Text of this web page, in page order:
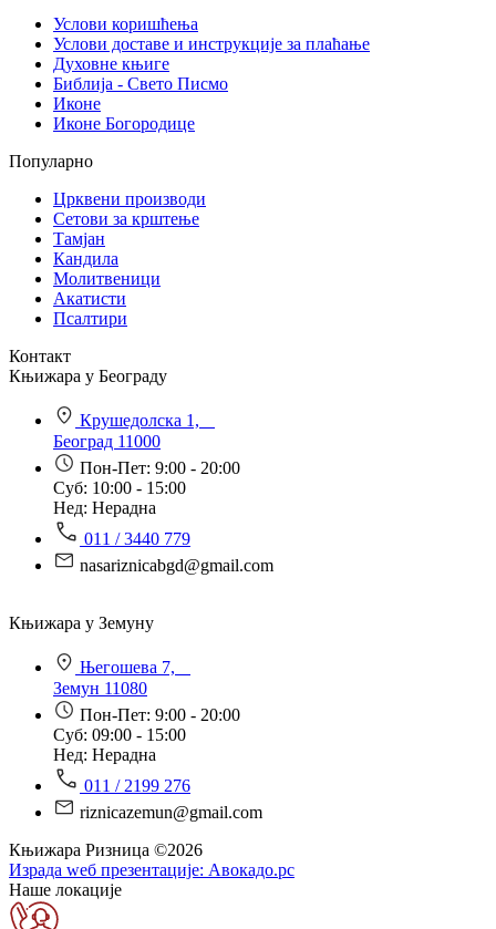
Услови коришћења
Услови доставе и инструкције за плаћање
Духовне књиге
Библија - Свето Писмо
Иконе
Иконе Богородице
Популарно
Црквени производи
Сетови за крштење
Тамјан
Кандила
Молитвеници
Акатисти
Псалтири
Контакт
Књижара у Београду
Крушедолска 1,
Београд 11000
Пон-Пет: 9:00 - 20:00
Суб: 10:00 - 15:00
Нед: Нерадна
011 / 3440 779
nasariznicabgd@gmail.com
Књижара у Земуну
Његошева 7,
Земун 11080
Пон-Пет: 9:00 - 20:00
Суб: 09:00 - 15:00
Нед: Нерадна
011 / 2199 276
riznicazemun@gmail.com
Књижара Ризница ©️2026
Израда wеб презентације: Авокадо.рс
Наше локације